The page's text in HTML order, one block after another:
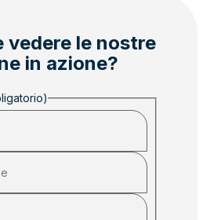
vedere le nostre
in azione?